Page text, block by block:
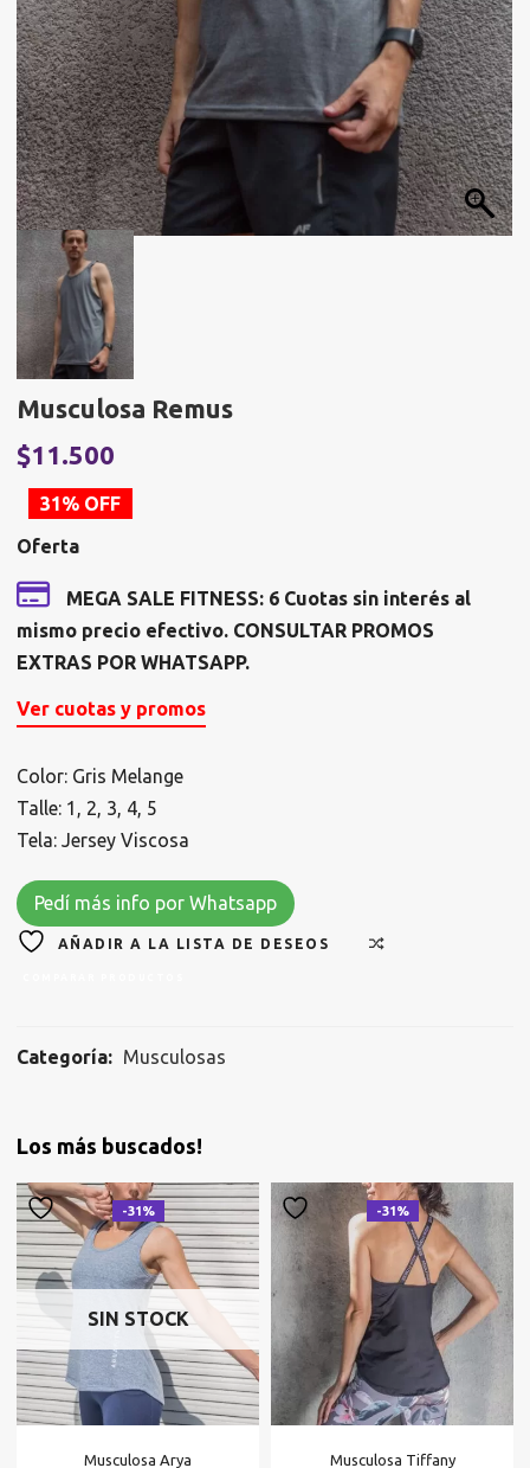
Musculosa Remus
El
precio
original
era:
$16.675.
$11.500
31% OFF
Oferta
MEGA SALE FITNESS: 6 Cuotas sin interés al
mismo precio efectivo. CONSULTAR PROMOS
EXTRAS POR WHATSAPP.
Ver cuotas y promos
Color: Gris Melange
Talle: 1, 2, 3, 4, 5
Tela: Jersey Viscosa
Pedí más info por Whatsapp
AÑADIR A LA LISTA DE DESEOS
Categoría: Musculosas
Los más buscados!
-31%
SIN STOCK
Musculosa Arya
-31%
Musculosa Tiffany